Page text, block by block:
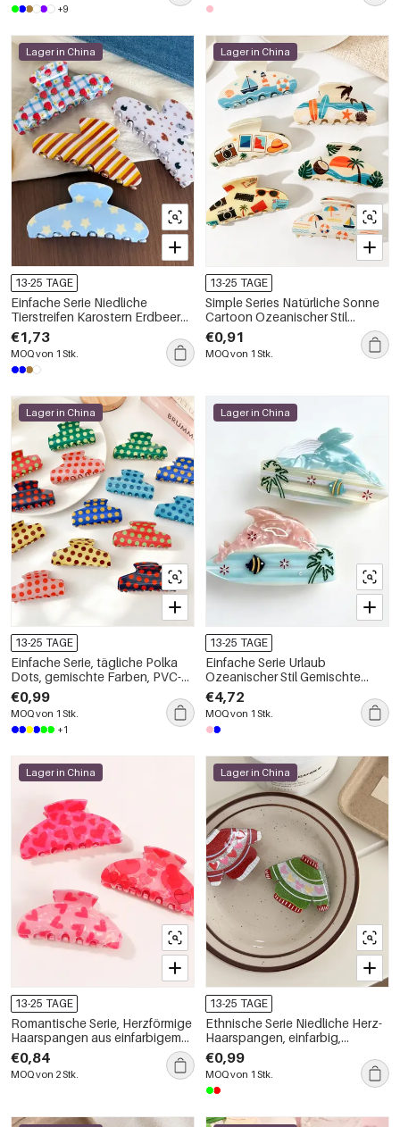
+9
Lager in China
13-25 TAGE
Einfache Serie Niedliche
Tierstreifen Karostern Erdbeere
Acryl Haarkrallen
€1,73
MOQ von 1 Stk.
Lager in China
13-25 TAGE
Simple Series Natürliche Sonne
Cartoon Ozeanischer Stil
Pflanze PVC Haarkrallen
€0,91
MOQ von 1 Stk.
Lager in China
13-25 TAGE
Einfache Serie, tägliche Polka
Dots, gemischte Farben, PVC-
Haarspangen
€0,99
MOQ von 1 Stk.
+1
Lager in China
13-25 TAGE
Einfache Serie Urlaub
Ozeanischer Stil Gemischte
Farben Pflanze Fisch Acetat
Kinderhaarkrallen
€4,72
MOQ von 1 Stk.
Lager in China
13-25 TAGE
Romantische Serie, Herzförmige
Haarspangen aus einfarbigem
PVC
€0,84
MOQ von 2 Stk.
Lager in China
13-25 TAGE
Ethnische Serie Niedliche Herz-
Haarspangen, einfarbig,
Cartoon-Weihnachtsmotiv, PVC
€0,99
MOQ von 1 Stk.